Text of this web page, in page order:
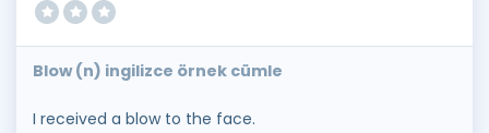
Blow (n) ingilizce örnek cümle
I received a blow to the face.